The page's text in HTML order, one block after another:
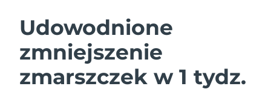
Udowodnione
zmniejszenie
zmarszczek w 1 tydz.
Oczyszczanie twarzy Lifting twarzy
Australia
Austria
Oczekiwany czas dostawy